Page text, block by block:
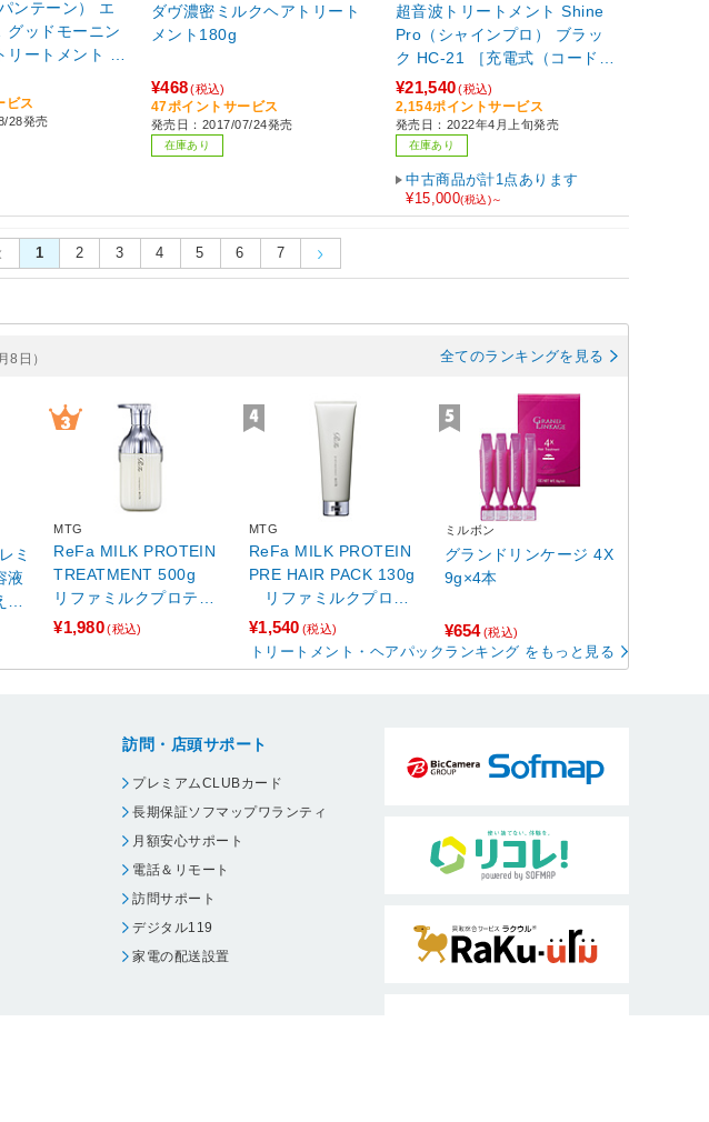
ンテーン） エ
グッドモーニン
リートメント 詰
ビス
28発売
ダヴ濃密ミルクヘアトリート
メント180g
¥468 (税込)
47ポイントサービス
発売日：2017/07/24発売
在庫あり
超音波トリートメント Shine
Pro（シャインプロ） ブラッ
ク HC-21 ［充電式（コードレ
ス）］ 【864】
¥21,540(税込)
2,154ポイントサービス
発売日：2022年4月上旬発売
在庫あり
中古商品が計1点あります
¥15,000(税込)～
1 2 3 4 5 6 7
8日） 全てのランキングを見る
ミ
液
MTG
ReFa MILK PROTEIN
TREATMENT 500g
リファミルクプロテイ
ントリートメント 500g
¥1,980(税込)
MTG
ReFa MILK PROTEIN
PRE HAIR PACK 130g
リファミルクプロテ
インプレヘアパック13
0g RC-BW-00A
¥1,540 (税込)
ミルボン
グランドリンケージ 4X
9g×4本
¥654(税込)
トリートメント・ヘアパックランキング をもっと見る
訪問・店頭サポート
プレミアムCLUBカード
長期保証ソフマップワランティ
月額安心サポート
電話＆リモート
訪問サポート
デジタル119
家電の配送設置